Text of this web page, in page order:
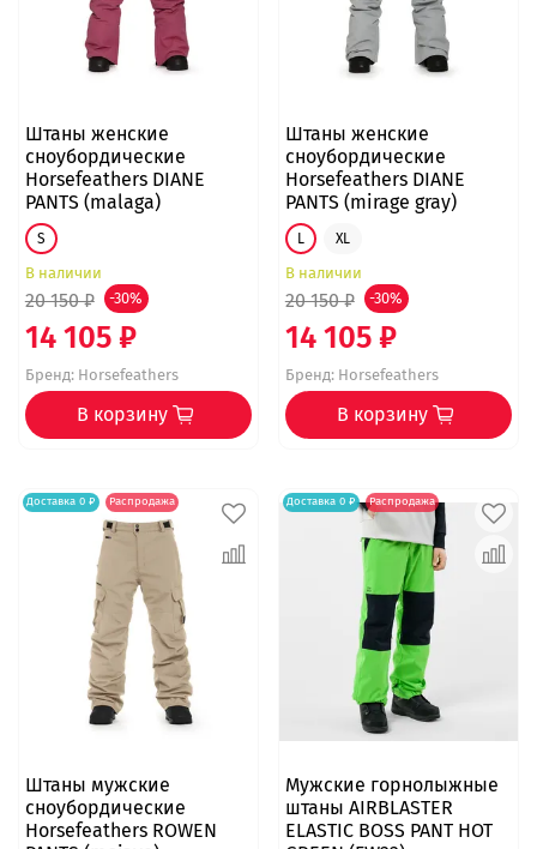
Штаны женские
сноубордические
Horsefeathers DIANE
PANTS (malaga)
S
В наличии
20 150 ₽ -30%
14 105 ₽
Бренд:Horsefeathers
В корзину
Штаны женские
сноубордические
Horsefeathers DIANE
PANTS (mirage gray)
L XL
В наличии
20 150 ₽ -30%
14 105 ₽
Бренд:Horsefeathers
В корзину
Доставка 0 ₽ Распродажа
Штаны мужские
сноубордические
Horsefeathers ROWEN
Доставка 0 ₽ Распродажа
Мужские горнолыжные
штаны AIRBLASTER
ELASTIC BOSS PANT HOT